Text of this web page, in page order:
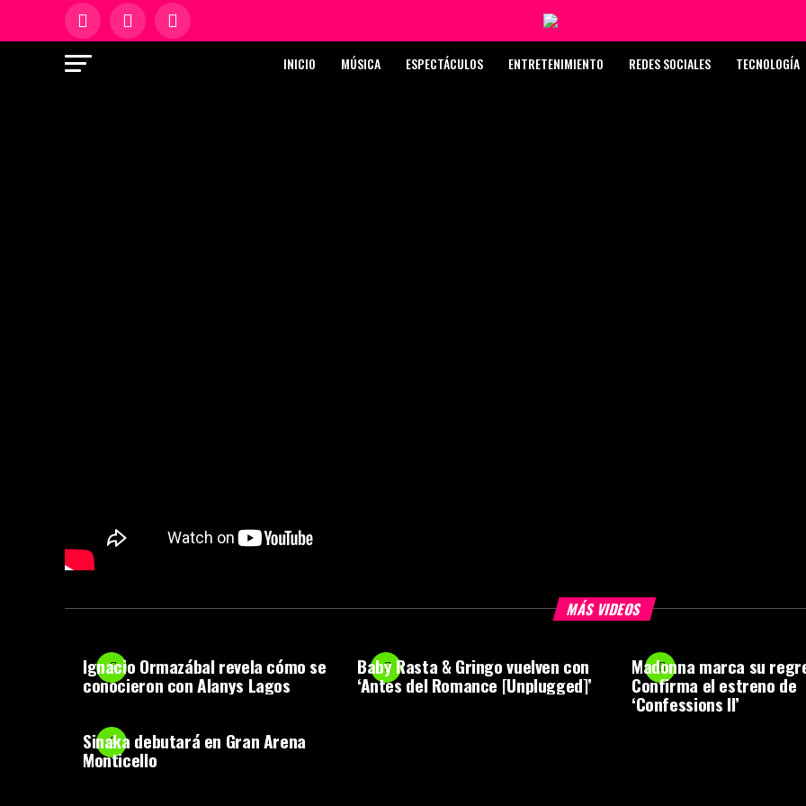
INICIO MÚSICA ESPECTÁCULOS ENTRETENIMIENTO REDES SOCIALES TECNOLOGÍA
MÁS VIDEOS
Ignacio Ormazábal revela cómo se
conocieron con Alanys Lagos
Baby Rasta & Gringo vuelven con
‘Antes del Romance [Unplugged]’
Madonna marca su
Confirma el estreno de
‘Confessions II’
Sinaka debutará en Gran Arena
Monticello